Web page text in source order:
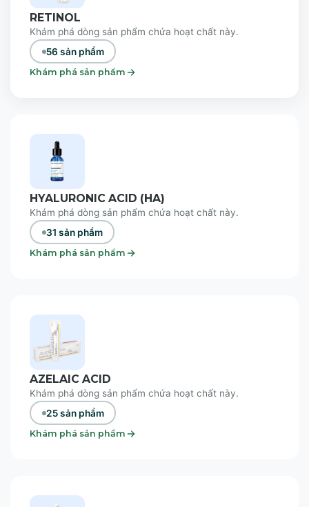
RETINOL
Khám phá dòng sản phẩm chứa hoạt chất này.
56 sản phẩm
Khám phá sản phẩm
HYALURONIC ACID (HA)
Khám phá dòng sản phẩm chứa hoạt chất này.
31 sản phẩm
Khám phá sản phẩm
AZELAIC ACID
Khám phá dòng sản phẩm chứa hoạt chất này.
25 sản phẩm
Khám phá sản phẩm